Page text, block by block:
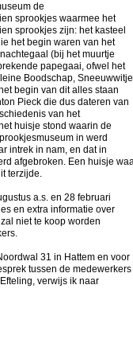
de
sprookjes waarmee het
sprookjes zijn: het kasteel
het begin waren van het
(bij het muurtje
papegaai, ofwel het
Boodschap,
begin van dit alles staan
Pieck die dus dateren van
van het
huisje stond waarin de
in werd
intrek in nam, en dat in
afgebroken. Een huisje
terzijde.
a.s. en 28 februari
en extra informatie over
niet te koop worden
31 in Hattem en voor
tussen de medewerkers
verwijs ik naar